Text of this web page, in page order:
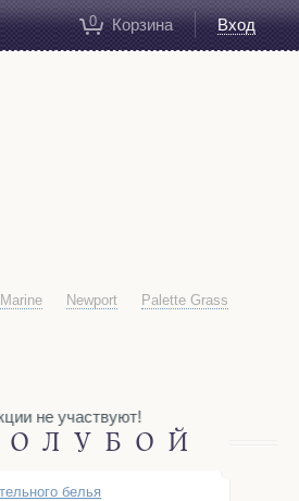
0 Корзина Вход
Newport
Palette Grass
не участвуют!
белья